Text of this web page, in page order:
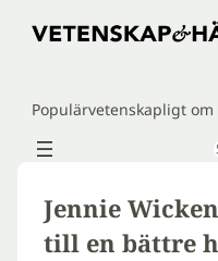
Hoppa
Populärvetenskapligt
Jennie
till en bättre